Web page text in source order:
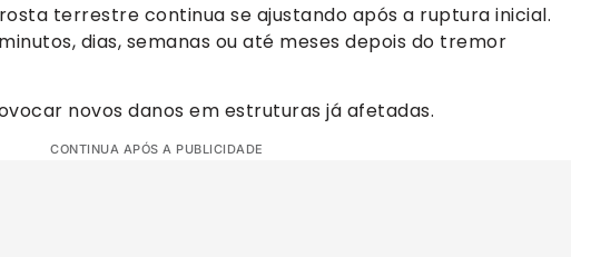
terrestre continua se ajustando após a ruptura inicial.
dias, semanas ou até meses depois do tremor
novos danos em estruturas já afetadas.
CONTINUA APÓS A PUBLICIDADE